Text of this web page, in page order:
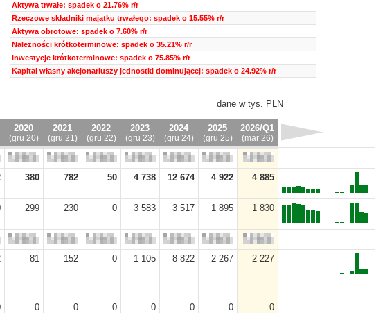
Aktywa trwałe: spadek o 21.76% r/r
Rzeczowe składniki majątku trwałego: spadek o 15.55% r/r
Aktywa obrotowe: spadek o 7.60% r/r
Należności krótkoterminowe: spadek o 35.21% r/r
Inwestycje krótkoterminowe: spadek o 75.85% r/r
Kapitał własny akcjonariuszy jednostki dominującej: spadek o 24.92% r/r
dane w tys. PLN
2020
(gru 20)
2021
(gru 21)
2022
(gru 22)
2023
(gru 23)
2024
(gru 24)
2025
(gru 25)
2026/Q1
(mar 26)
380 782 50 4 738 12 674 4 922 4 885
299 230 0 3 583 3 517 1 895 1 830
81 152 0 1 105 8 822 2 267 2 227
0 0 0 0 0 0
0